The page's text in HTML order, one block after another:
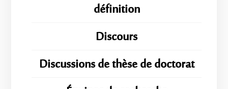
définition
Discours
Discussions de thèse de doctorat